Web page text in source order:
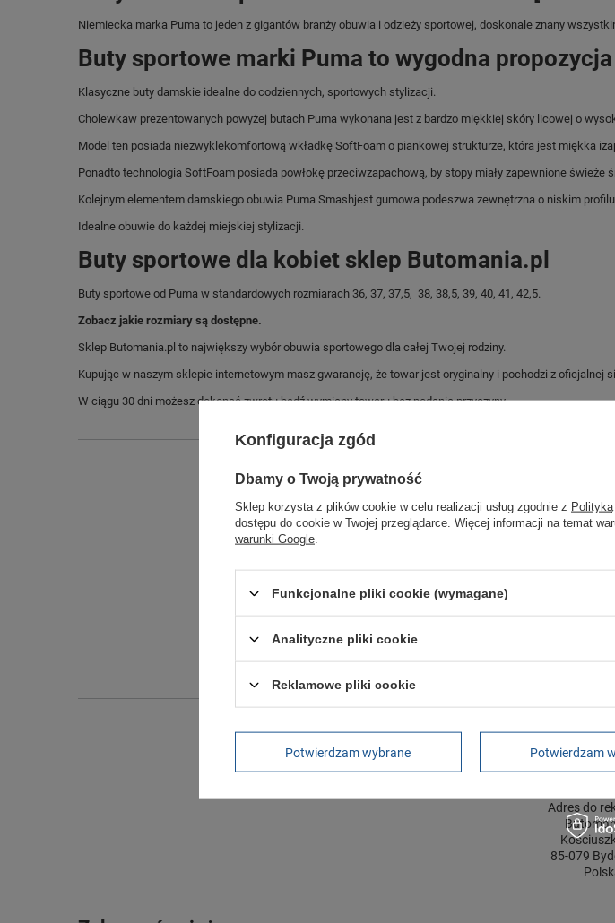
Niemiecka marka Puma to jeden z gigantów branży obuwia i odzieży sportowej, doskonale znany
Buty sportowe marki Puma to wygodna
Klasyczne buty damskie idealne do codziennych, sportowych stylizacji.
Cholewkaw prezentowanych powyżej butach Puma wykonana jest z bardzo miękkiej skóry licowej o
Model ten posiada niezwyklekomfortową wkładkę SoftFoam o piankowej strukturze, która jest miękka
Ponadto technologia SoftFoam posiada powłokę przeciwzapachową, by stopy miały zapewnione świeże
Kolejnym elementem damskiego obuwia Puma Smashjest gumowa podeszwa zewnętrzna o niskim
Idealne obuwie do każdej miejskiej stylizacji.
Buty sportowe dla kobiet sklep Butomania.pl
Buty sportowe od Puma w standardowych rozmiarach 36, 37, 37,5, 38, 38,5, 39, 40, 41, 42,5.
Zobacz jakie rozmiary są dostępne.
Sklep Butomania.pl to największy wybór obuwia sportowego dla całej Twojej rodziny.
Kupując w naszym sklepie internetowym masz gwarancję, że towar jest oryginalny i pochodzi z oficjalnej
W ciągu 30 dni możesz dokonać zwrotu bądź wymiany towaru bez podania przyczyny.
Gwarancja
Długość towaru w centymetrach
Szerokość towaru w centymetrach
Czas na reklamację
2
Adres do
85-079
Konfiguracja zgód
Dbamy o Twoją prywatność
Sklep korzysta z plików cookie w celu realizacji usług zgodnie z
dostępu do cookie w Twojej przeglądarce. Więcej informacji na temat
warunki Google
Funkcjonalne pliki cookie (wymagane)
Analityczne pliki cookie
Reklamowe pliki cookie
Potwierdzam wybrane Potwierdzam